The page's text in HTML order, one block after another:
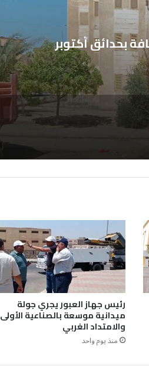
السلامة المرورية
رئيس جهاز العبور يجري جولة
ميدانية موسعة بالصناعية الأولى
والامتداد الغربي
منذ يوم واحد